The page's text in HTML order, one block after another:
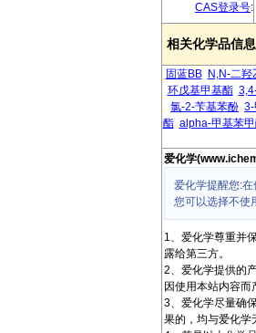
CAS登录号:
相关化学品信息
固蓝BB N,N-二羟
环戊基甲基酯
氯-2-苄基苯酚 3-
酯 alpha-甲基苯
爱化学
爱化学提醒您:在
您可以选择不使
1、爱化学尊重并
露给第三方。
2、爱化学提供的
因使用本站内容而
3、爱化学尽量确
果的，均与爱化学